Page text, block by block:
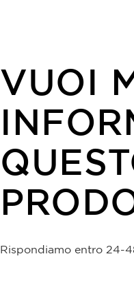
VUOI
Rispondiamo entro 24-